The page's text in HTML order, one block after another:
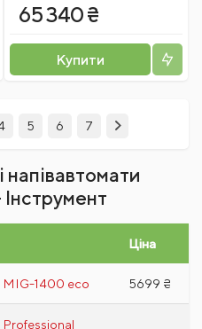
65 340 ₴
Купити
5 6 7
напівавтомати
Ціна
MIG-1400 есо 5699 ₴